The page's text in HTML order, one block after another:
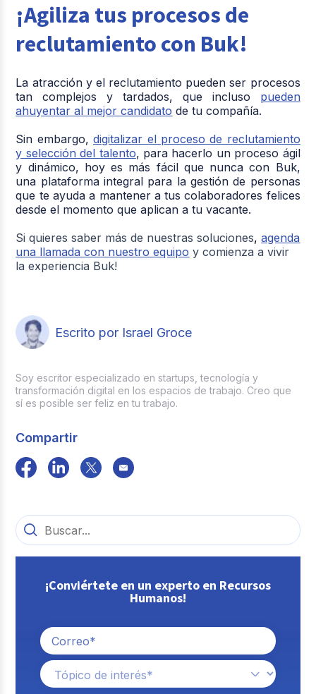
¡Agiliza tus procesos de
reclutamiento con Buk!
La atracción y el reclutamiento pueden ser procesos
tan complejos y tardados, que incluso pueden
ahuyentar al mejor candidato de tu compañía.
Sin embargo,digitalizar el proceso de reclutamiento
y selección del talento, para hacerlo un proceso ágil
y dinámico, hoy es más fácil que nunca con Buk,
una plataforma integral para la gestión de personas
que te ayuda a mantener a tus colaboradores felices
desde el momento que aplican a tu vacante.
Si quieres saber más de nuestras soluciones,agenda
una llamada con nuestro equipo y comienza a vivir
la experiencia Buk!
Escrito por Israel Groce
Soy escritor especializado en startups, tecnología y
transformación digital en los espacios de trabajo. Creo que
sí es posible ser feliz en tu trabajo.
Compartir
¡Conviértete en un experto en Recursos
Humanos!